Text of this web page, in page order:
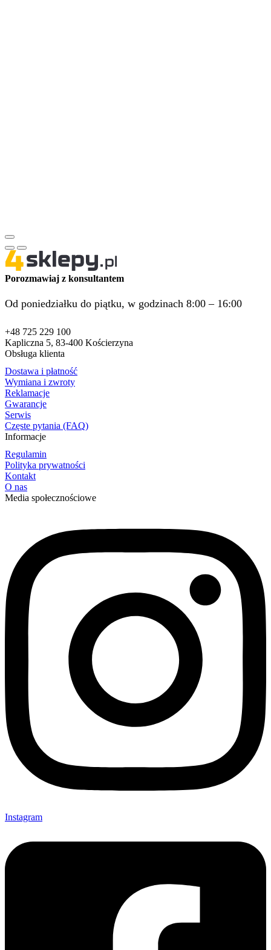
Porozmawiaj z konsultantem
Od poniedziałku do piątku, w godzinach 8:00 – 16:00
+48 725 229 100
Kapliczna 5, 83-400 Kościerzyna
Obsługa klienta
Dostawa i płatność
Wymiana i zwroty
Reklamacje
Gwarancje
Serwis
Częste pytania (FAQ)
Informacje
Regulamin
Polityka prywatności
Kontakt
O nas
Media społecznościowe
Instagram